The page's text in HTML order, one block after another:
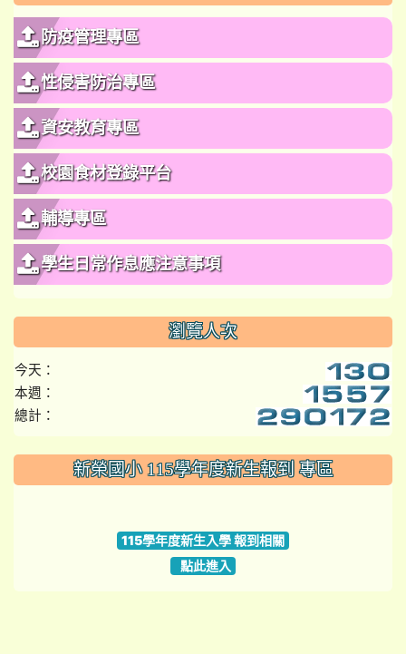
防疫管理專區
性侵害防治專區
資安教育專區
校園食材登錄平台
輔導專區
學生日常作息應注意事項
瀏覽人次
今天：
本週：
總計：
::: 新榮國小 115學年度新生報到 專區
115學年度新生入學 報到相關
點此進入